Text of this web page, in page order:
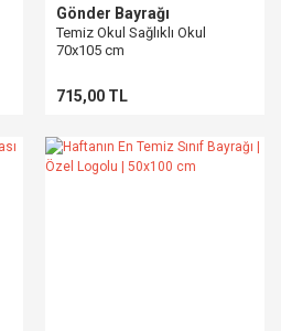
Gönder Bayrağı
Temiz Okul Sağlıklı Okul
70x105 cm
715,00 TL